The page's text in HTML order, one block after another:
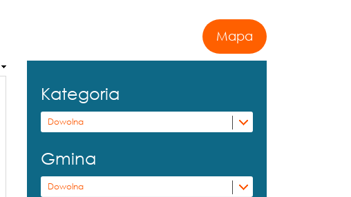
Mapa
Kategoria
Dowolna
Gmina
Dowolna